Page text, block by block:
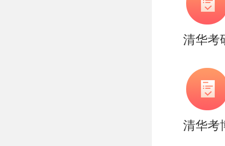
帮助准
率。
持。盛
造，有
实战营
清华考
清华考